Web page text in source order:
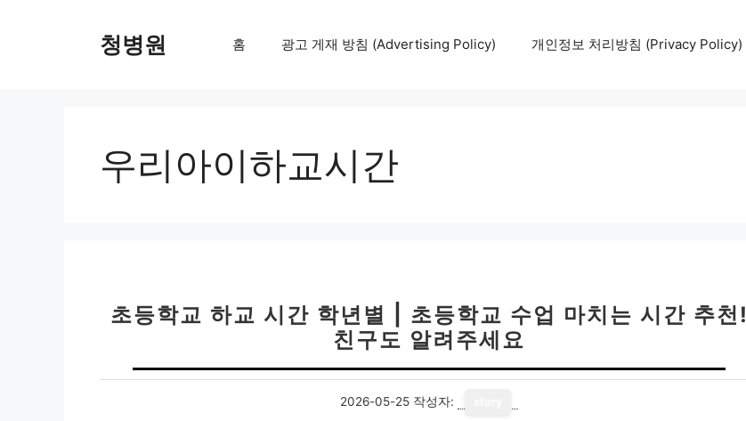
청병원 홈 광고 게재 방침 (Advertising Policy) 개인정보 처리방침 (Privacy Policy)
우리아이하교시간
초등학교 하교 시간 학년별 | 초등학교 수업 마치는 시간 추천!
친구도 알려주세요
2026-05-25 작성자: